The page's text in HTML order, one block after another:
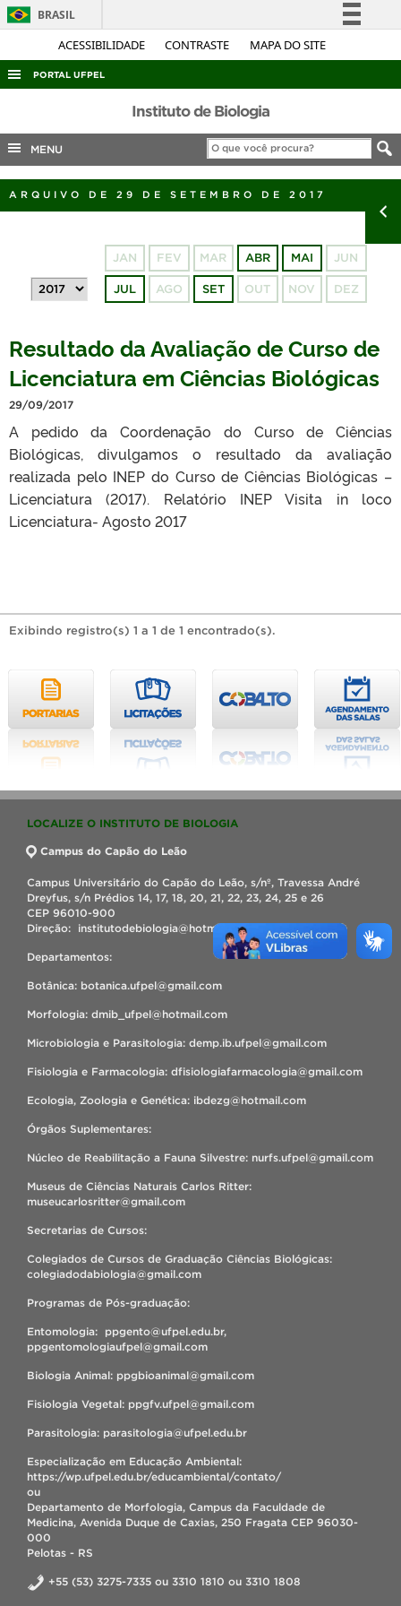
ACESSIBILIDADE CONTRASTE MAPA DO SITE
BRASIL
Simplifique!
Acesso à informação
Legislação
Canais
PORTAL UFPEL
ACESSO À INFORMAÇÃO
AUDITORIA
COBALTO
CONCURSOS
OUVIDORIA
TELEFONES
Instituto de Biologia
MENU
ARQUIVO DE 29 DE SETEMBRO DE 2017
JAN FEV MAR ABR MAI JUN
JUL AGO SET OUT NOV DEZ
Resultado da Avaliação de Curso de
Licenciatura em Ciências Biológicas
29/09/2017
A pedido da Coordenação do Curso de Ciências
Biológicas, divulgamos o resultado da avaliação
realizada pelo INEP do Curso de Ciências Biológicas –
Licenciatura (2017). Relatório INEP Visita in loco
Licenciatura- Agosto 2017
Exibindo registro(s) 1 a 1 de 1 encontrado(s).
LOCALIZE O INSTITUTO DE BIOLOGIA
Campus do Capão do Leão
Campus Universitário do Capão do Leão, s/nº, Travessa André
Dreyfus, s/n Prédios 14, 17, 18, 20, 21, 22, 23, 24, 25 e 26
CEP 96010-900
Direção: institutodebiologia@hotmail.com
Departamentos:
Botânica: botanica.ufpel@gmail.com
Morfologia: dmib_ufpel@hotmail.com
Microbiologia e Parasitologia: demp.ib.ufpel@gmail.com
Fisiologia e Farmacologia: dfisiologiafarmacologia@gmail.com
Ecologia, Zoologia e Genética: ibdezg@hotmail.com
Órgãos Suplementares:
Núcleo de Reabilitação a Fauna Silvestre: nurfs.ufpel@gmail.com
Museus de Ciências Naturais Carlos Ritter:
museucarlosritter@gmail.com
Secretarias de Cursos:
Colegiados de Cursos de Graduação Ciências Biológicas:
colegiadodabiologia@gmail.com
Programas de Pós-graduação:
Entomologia: ppgento@ufpel.edu.br,
ppgentomologiaufpel@gmail.com
Biologia Animal: ppgbioanimal@gmail.com
Fisiologia Vegetal: ppgfv.ufpel@gmail.com
Parasitologia: parasitologia@ufpel.edu.br
Especialização em Educação Ambiental:
https://wp.ufpel.edu.br/educambiental/contato/
ou
Departamento de Morfologia, Campus da Faculdade de
Medicina, Avenida Duque de Caxias, 250 Fragata CEP 96030-
000
Pelotas - RS
+55 (53) 3275-7335 ou 3310 1810 ou 3310 1808